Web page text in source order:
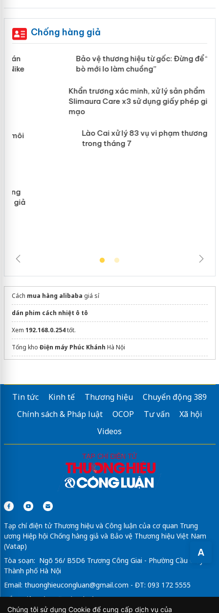
A
Chống hàng giả
Bảo vệ thương hiệu từ gốc: Đừng để
“mất bò mới lo làm chuồng”
Slimaura Care x3 sử dụng giấy phép
giả mạo
Cách mua hàng alibaba giá sỉ
dán phim cách nhiệt ô tô
Xem 192.168.0.254tốt.
Tổng kho Điện máy Phúc Khánh Hà Nội
Tin tức Kinh tế Thương hiệu
Chuyển động 389
Chính sách & Pháp luật
OCOP Tư vấn
Xã hội
Videos
Tạp chí điện tử Thương hiệu và Công luận của cơ quan Trung
ương Hiệp hội Chống hàng giả và Bảo vệ Thương hiệu Việt Nam
(Vatap)
Tòa soạn: Ngõ 56/ B5D6 Trương Công Giai - Phường Cầu Giấy -
Thành phố Hà Nội
Email: thuonghieucongluan@gmail.com - ĐT: 093 172 5555
Tổng Biên Tập: Vũ Đức Thuận
Chúng tôi sử dụng Cookie để cung cấp dịch vụ của